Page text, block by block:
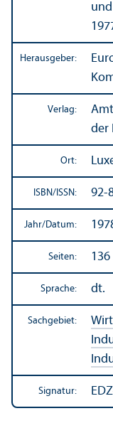
Herausgeber:
Verlag:
der
Ort:
ISBN/ ISSN: 92-
Jahr/Datum:
Seiten: 136
Sprache: dt.
Sachgebiet:
Signatur: